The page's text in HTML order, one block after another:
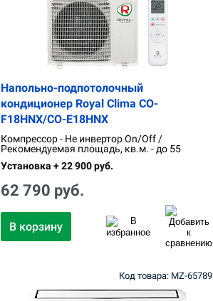
Напольно-подпотолочный
кондиционер Royal Clima CO-
F18HNX/CO-E18HNX
Компрессор - Не инвертор On/Off /
Рекомендуемая площадь, кв.м. - до 55
Установка + 22 900 руб.
62 790 руб.
В корзину
Код товара: MZ-65789